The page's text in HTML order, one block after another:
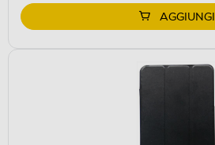
AGGIUNGI